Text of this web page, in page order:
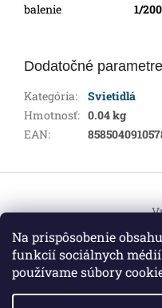
Na prispôsobenie
funkcií sociálnych
používame súbory
balenie 1/200
Dodatočné parametre
Kategória:
Svietidlá
Hmotnosť: 0.04 kg
EAN:
p
Copyright 2026HEMI
Upraviť